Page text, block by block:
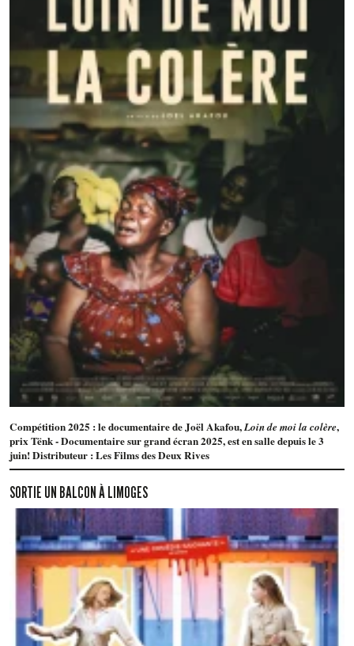
Compétition 2025 : le documentaire de Joël Akafou,Loin de moi la colère,
prix Tënk - Documentaire sur grand écran 2025, est en salle depuis le 3
juin! Distributeur : Les Films des Deux Rives
SORTIE UN BALCON À LIMOGES